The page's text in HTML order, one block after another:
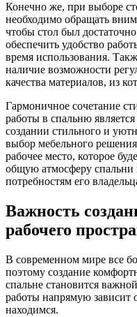
Конечно же, при выборе
необходимо обращать
чтобы стол был
обеспечить удобство
время использования.
наличие возможности
качества материалов, из
Гармоничное сочетание
работы в спальню
создании стильного и
выбор мебельного
рабочее место, которое
общую атмосферу спальни
потребностям его
Важность
рабочего
В современном мире все
поэтому создание
спальне становится
работы напрямую зависит
находимся.